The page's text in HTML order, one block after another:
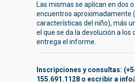
Las mismas se aplican en dos
encuentros aproximadamente
características del niño), más
el que se da la devolución a los
entrega el informe.
Inscripciones y consultas:
155.691.1128 o escribir a